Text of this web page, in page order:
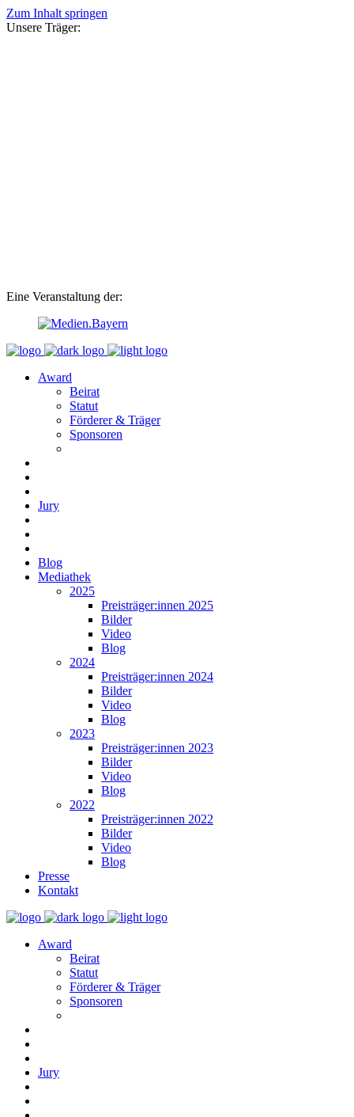
Zum Inhalt springen
Unsere Träger:
Eine Veranstaltung der:
Award
Beirat
Statut
Förderer & Träger
Sponsoren
Jury
Blog
Mediathek
2025
Preisträger:innen 2025
Bilder
Video
Blog
2024
Preisträger:innen 2024
Bilder
Video
Blog
2023
Preisträger:innen 2023
Bilder
Video
Blog
2022
Preisträger:innen 2022
Bilder
Video
Blog
Presse
Kontakt
Award
Beirat
Statut
Förderer & Träger
Sponsoren
Jury